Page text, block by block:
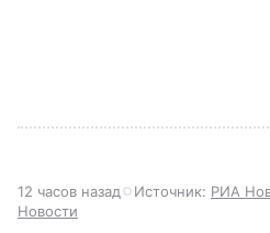
12 часов назад Источник: РИА
Новости